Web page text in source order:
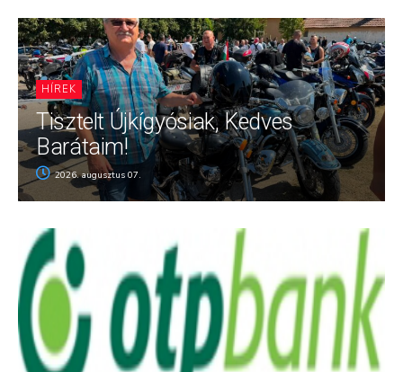
HÍREK
Tisztelt Újkígyósiak, Kedves
Barátaim!
2026. augusztus 07.